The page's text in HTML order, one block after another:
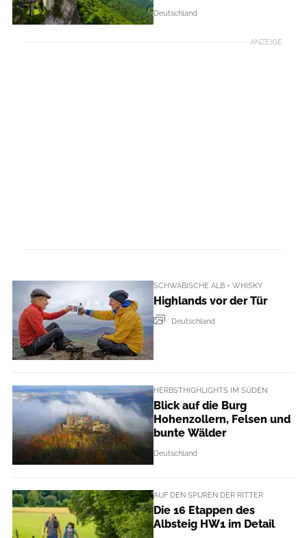
Deutschland
ANZEIGE
SCHWÄBISCHE ALB + WHISKY
Highlands vor der Tür
Deutschland
HERBSTHIGHLIGHTS IM SÜDEN
Blick auf die Burg
Hohenzollern, Felsen und
bunte Wälder
Deutschland
AUF DEN SPUREN DER RITTER
Die 16 Etappen des
Albsteig HW1 im Detail